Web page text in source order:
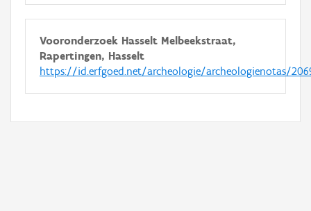
Vooronderzoek Hasselt Melbeekstraat,
Rapertingen, Hasselt
https://id.erfgoed.net/archeologie/archeologienotas/